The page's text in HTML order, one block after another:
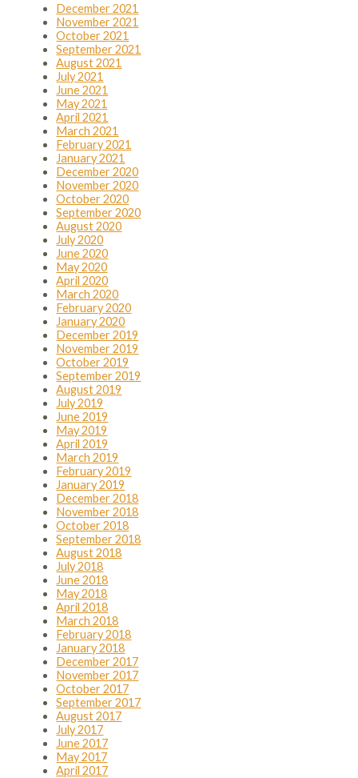
December 2021
November 2021
October 2021
September 2021
August 2021
July 2021
June 2021
May 2021
April 2021
March 2021
February 2021
January 2021
December 2020
November 2020
October 2020
September 2020
August 2020
July 2020
June 2020
May 2020
April 2020
March 2020
February 2020
January 2020
December 2019
November 2019
October 2019
September 2019
August 2019
July 2019
June 2019
May 2019
April 2019
March 2019
February 2019
January 2019
December 2018
November 2018
October 2018
September 2018
August 2018
July 2018
June 2018
May 2018
April 2018
March 2018
February 2018
January 2018
December 2017
November 2017
October 2017
September 2017
August 2017
July 2017
June 2017
May 2017
April 2017